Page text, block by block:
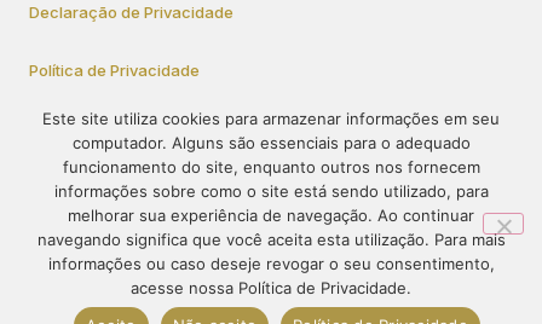
Declaração de Privacidade
Política de Privacidade
Como Participar
© 1995-2023 – PRÓ-VIDA – Todos os direitos reservados. O
conteúdo deste site não pode ser publicado ou redistribuído sem
prévia autorização
Este site utiliza cookies para armazenar informações em seu
computador. Alguns são essenciais para o adequado
funcionamento do site, enquanto outros nos fornecem
informações sobre como o site está sendo utilizado, para
melhorar sua experiência de navegação. Ao continuar
navegando significa que você aceita esta utilização. Para mais
informações ou caso deseje revogar o seu consentimento,
acesse nossa Política de Privacidade.